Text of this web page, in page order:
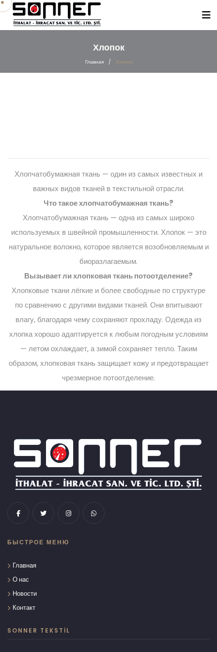
Хлопок
Главная / Хлопок
Хлопчатобумажная ткань — один из самых известных и
важных видов тканей в текстильной отрасли.
Что такое хлопчатобумажная ткань?
Хлопчатобумажная ткань — одна из самых широко
используемых в швейной промышленности. Хлопок — это
натуральное волокно, которое является возобновляемым и
биоразлагаемым.
Вызывает ли хлопковая ткань потоотделение?
Хлопковые ткани лёгкие и более свободные по структуре
по сравнению с другими видами тканей. Они впитывают
влагу, благодаря чему сохраняют прохладу. Одежда из
хлопка хорошо адаптируется к любым погодным условиям
— летом охлаждает, а зимой сохраняет тепло. Таким
образом, хлопковая ткань защищает кожу и предотвращает
чрезмерное потоотделение.
БЫСТРОЕ МЕНЮ
Главная
О нас
Новости
Контакт
SONNER TEKSTIL